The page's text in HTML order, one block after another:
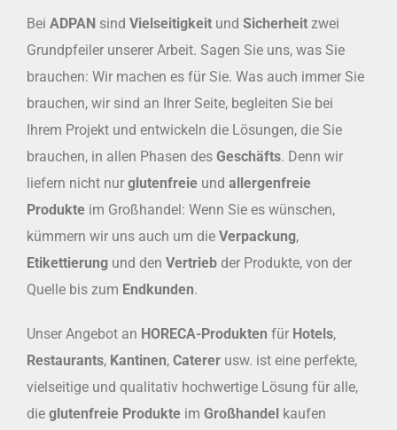
Bei ADPAN sind Vielseitigkeit und Sicherheit zwei
Grundpfeiler unserer Arbeit. Sagen Sie uns, was Sie
brauchen: Wir machen es für Sie. Was auch immer Sie
brauchen, wir sind an Ihrer Seite, begleiten Sie bei
Ihrem Projekt und entwickeln die Lösungen, die Sie
brauchen, in allen Phasen des Geschäfts. Denn wir
liefern nicht nur glutenfreie und allergenfreie
Produkte im Großhandel: Wenn Sie es wünschen,
kümmern wir uns auch um die Verpackung,
Etikettierung und den Vertrieb der Produkte, von der
Quelle bis zum Endkunden.
Unser Angebot an HORECA-Produkten für Hotels,
Restaurants, Kantinen, Caterer usw. ist eine perfekte,
vielseitige und qualitativ hochwertige Lösung für alle,
die glutenfreie Produkte im Großhandel kaufen